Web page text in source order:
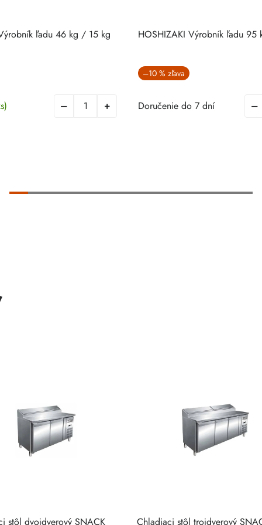
ľadu 46 kg / 15 kg HOSHIZAKI Výrobník ľadu
–10 %
Doručenie do 7 dní
stôl dvojdverový SNACK Chladiaci stôl trojdverový